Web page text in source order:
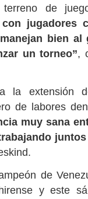
terreno de
jugadores
bien
un torneo”,
la extensión
de labores
muy sana
de
y este